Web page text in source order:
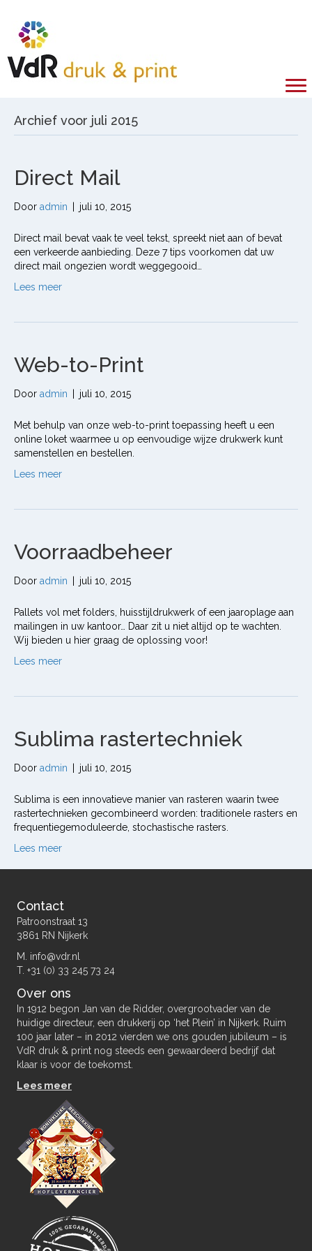
Archief voor juli 2015
Direct Mail
Door admin juli 10, 2015
Direct mail bevat vaak te veel tekst, spreekt niet aan of bevat
een verkeerde aanbieding. Deze 7 tips voorkomen dat uw
direct mail ongezien wordt weggegooid…
Lees meer
Web-to-Print
Door admin juli 10, 2015
Met behulp van onze web-to-print toepassing heeft u een
online loket waarmee u op eenvoudige wijze drukwerk kunt
samenstellen en bestellen.
Lees meer
Voorraadbeheer
Door admin juli 10, 2015
Pallets vol met folders, huisstijldrukwerk of een jaaroplage aan
mailingen in uw kantoor… Daar zit u niet altijd op te wachten.
Wij bieden u hier graag de oplossing voor!
Lees meer
Sublima rastertechniek
Door admin juli 10, 2015
Sublima is een innovatieve manier van rasteren waarin twee
rastertechnieken gecombineerd worden: traditionele rasters en
frequentiegemoduleerde, stochastische rasters.
Lees meer
Contact
Patroonstraat 13
3861 RN Nijkerk
M. info@vdr.nl
T. +31 (0) 33 245 73 24
Over ons
In 1912 begon Jan van de Ridder, overgrootvader van de
huidige directeur, een drukkerij op ‘het Plein’ in Nijkerk. Ruim
100 jaar later – in 2012 vierden we ons gouden jubileum – is
VdR druk & print nog steeds een gewaardeerd bedrijf dat
klaar is voor de toekomst.
Lees meer